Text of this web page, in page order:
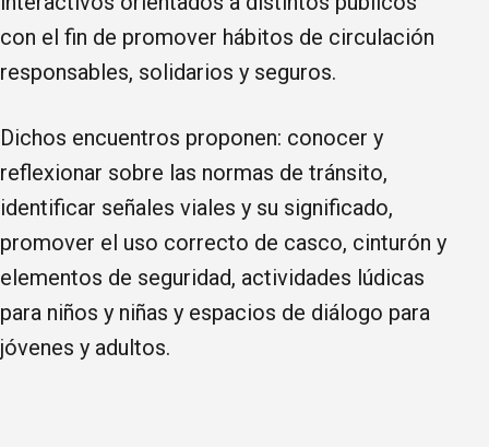
con el fin de promover hábitos de circulación
responsables, solidarios y seguros.
Dichos encuentros proponen: conocer y
reflexionar sobre las normas de tránsito,
identificar señales viales y su significado,
promover el uso correcto de casco, cinturón y
elementos de seguridad, actividades lúdicas
para niños y niñas y espacios de diálogo para
jóvenes y adultos.